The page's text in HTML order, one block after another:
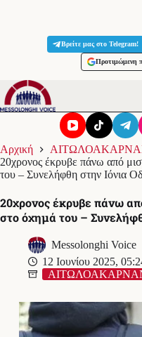
Βρείτε μας στο Telegram!
Προτιμώμενη
Αρχική
20χρονος έκρυβε πάνω από
του – Συνελήφθη στην Ιόνια
20χρονος έκρυβε πάνω
στο όχημά του –
Messolonghi Voice
12 Ιουνίου 2025,